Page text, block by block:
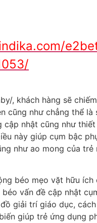
, khách hàng sẽ
cũng như chẳng thể là
cập nhật cũng như
này giúp cụm bậc
như ao mong của trẻ
béo mẹo vặt hữu ích
vấn đề cập nhật
giải trí giáo dục,
giúp trẻ ứng dụng